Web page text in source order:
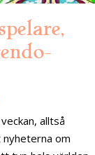
alltså
om